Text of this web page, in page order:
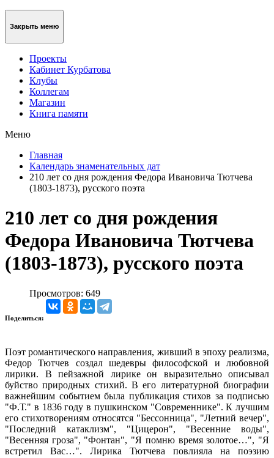
Закрыть меню
Проекты
Кабинет Курбатова
Клубы
Коллегам
Магазин
Книга памяти
Меню
Главная
Календарь знаменательных дат
210 лет со дня рождения Федора Ивановича Тютчева
(1803-1873), русского поэта
210 лет со дня рождения
Федора Ивановича Тютчева
(1803-1873), русского поэта
Просмотров: 649
Поделиться:
Поэт романтического направления, живший в эпоху реализма,
Федор Тютчев создал шедевры философской и любовной
лирики. В пейзажной лирике он выразительно описывал
буйство природных стихий. В его литературной биографии
важнейшим событием была публикация стихов за подписью
"Ф.Т." в 1836 году в пушкинском "Современнике". К лучшим
его стихотворениям относятся "Бессонница", "Летний вечер",
"Последний катаклизм", "Цицерон", "Весенние воды",
"Весенняя гроза", "Фонтан", "Я помню время золотое…", "Я
встретил Вас…". Лирика Тютчева повлияла на поэзию